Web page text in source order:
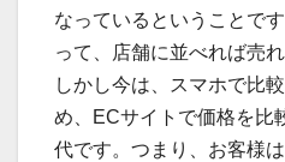
なっているということで
って、店舗に並べれば売
しかし今は、スマホで比
め、ECサイトで価格を比
代です。つまり、お客様